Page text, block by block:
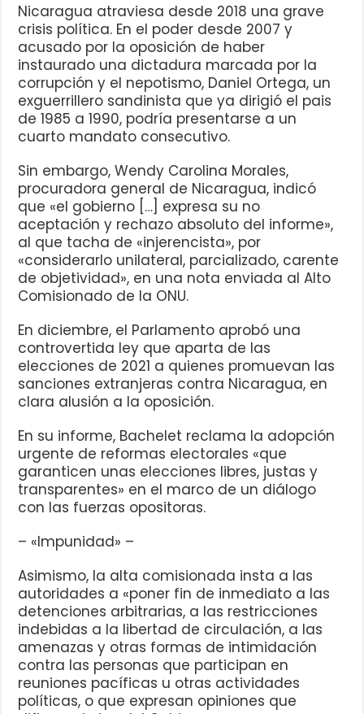
Nicaragua atraviesa desde 2018 una grave
crisis política. En el poder desde 2007 y
acusado por la oposición de haber
instaurado una dictadura marcada por la
corrupción y el nepotismo, Daniel Ortega, un
exguerrillero sandinista que ya dirigió el pais
de 1985 a 1990, podría presentarse a un
cuarto mandato consecutivo.
Sin embargo, Wendy Carolina Morales,
procuradora general de Nicaragua, indicó
que «el gobierno […] expresa su no
aceptación y rechazo absoluto del informe»,
al que tacha de «injerencista», por
«considerarlo unilateral, parcializado, carente
de objetividad», en una nota enviada al Alto
Comisionado de la ONU.
En diciembre, el Parlamento aprobó una
controvertida ley que aparta de las
elecciones de 2021 a quienes promuevan las
sanciones extranjeras contra Nicaragua, en
clara alusión a la oposición.
En su informe, Bachelet reclama la adopción
urgente de reformas electorales «que
garanticen unas elecciones libres, justas y
transparentes» en el marco de un diálogo
con las fuerzas opositoras.
– «Impunidad» –
Asimismo, la alta comisionada insta a las
autoridades a «poner fin de inmediato a las
detenciones arbitrarias, a las restricciones
indebidas a la libertad de circulación, a las
amenazas y otras formas de intimidación
contra las personas que participan en
reuniones pacíficas u otras actividades
políticas, o que expresan opiniones que